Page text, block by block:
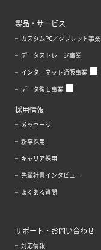
製品・サービス
カスタムPC／タブレット事業
データストレージ事業
インターネット通販事業
データ復旧事業
採用情報
メッセージ
新卒採用
キャリア採用
先輩社員インタビュー
よくある質問
サポート・お問い合わせ
対応情報